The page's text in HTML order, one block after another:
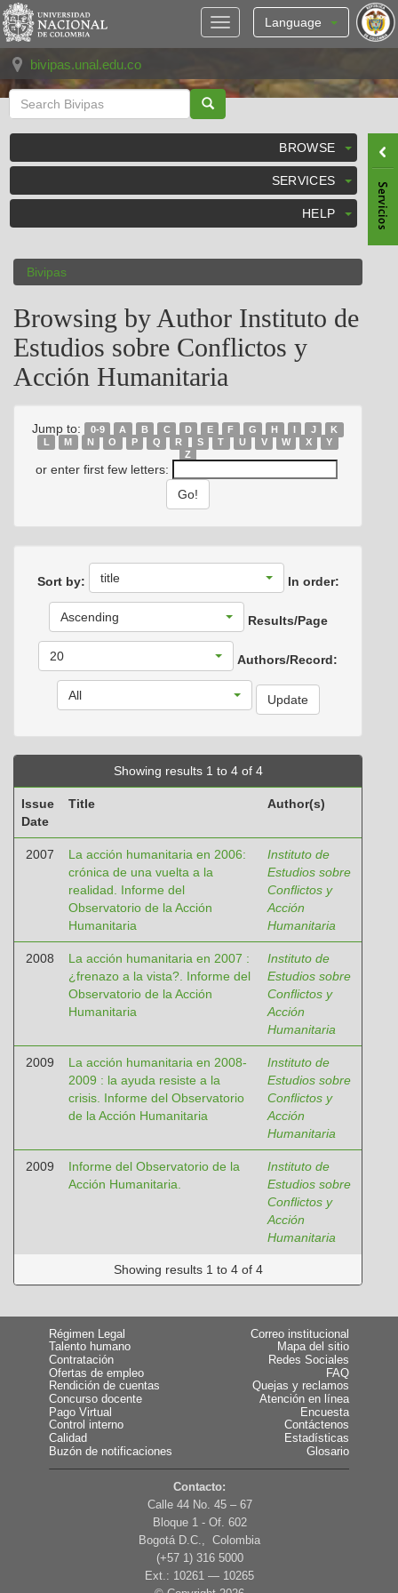
Skip
navigation
Language
bivipas.unal.edu.co
BROWSE
SERVICES
HELP
Bivipas
Browsing by Author Instituto de
Estudios sobre Conflictos y
Acción Humanitaria
Jump to: 0-9 A B C D E F G H I J
K
L
M N O P Q R S T U V W X
Y
Z
or enter first few letters:
Sort by: title In order:
Ascending Results/Page
20 Authors/Record:
All
Showing results 1 to 4 of 4
Issue
Date
Title Author(s)
2007
La acción humanitaria en 2006:
crónica de una vuelta a la
realidad. Informe del
Observatorio de la Acción
Humanitaria
Instituto de
Estudios sobre
Conflictos y
Acción
Humanitaria
2008
La acción humanitaria en 2007 :
¿frenazo a la vista?. Informe del
Observatorio de la Acción
Humanitaria
Instituto de
Estudios sobre
Conflictos y
Acción
Humanitaria
2009
La acción humanitaria en 2008-
2009 : la ayuda resiste a la
crisis. Informe del Observatorio
de la Acción Humanitaria
Instituto de
Estudios sobre
Conflictos y
Acción
Humanitaria
2009
Informe del Observatorio de la
Acción Humanitaria.
Instituto de
Estudios sobre
Conflictos y
Acción
Humanitaria
Showing results 1 to 4 of 4
Régimen Legal
Talento humano
Contratación
Ofertas de empleo
Rendición de cuentas
Concurso docente
Pago Virtual
Control interno
Calidad
Buzón de notificaciones
Correo institucional
Mapa del sitio
Redes Sociales
FAQ
Quejas y reclamos
Atención en línea
Encuesta
Contáctenos
Estadísticas
Glosario
Contacto:
Calle 44 No. 45 – 67
Bloque 1 - Of. 602
Bogotá D.C., Colombia
(+57 1) 316 5000
Ext.: 10261 — 10265